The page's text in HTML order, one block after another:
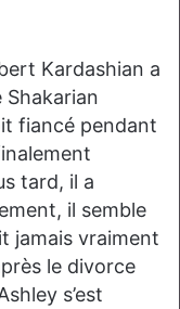
Kardashian a
fiancé pendant
tard, il a
il semble
jamais vraiment
le divorce
s’est